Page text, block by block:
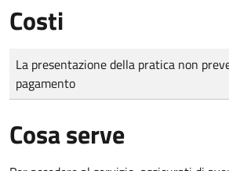
Costi
Tipo di pagamento
Importo
La presentazione della pratica non
pagamento
Cosa serve